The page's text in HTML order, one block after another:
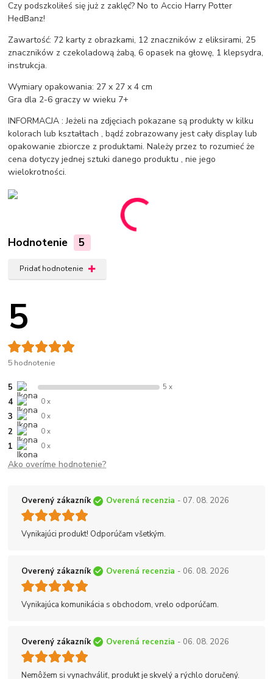
Czy podszkoliłeś się już z zaklęć? No to Accio Harry Potter
HedBanz!
Zawartość: 72 karty z obrazkami, 12 znaczników z eliksirami, 25
znaczników z czekoladową żabą, 6 opasek na głowę, 1 klepsydra,
instrukcja.
Wymiary opakowania: 27 x 27 x 4 cm
Gra dla 2-6 graczy w wieku 7+
INFORMACJA : Jeżeli na zdjęciach pokazane są produkty w kilku
kolorach lub kształtach , bądź zobrazowany jest cały display lub
opakowanie zbiorcze z produktami. Należy przez to rozumieć że
cena dotyczy jednej sztuki danego produktu , nie jego
wielokrotności.
Hodnotenie 5
Pridať hodnotenie
5
5 hodnotenie
5 5 x
4 0 x
3 0 x
2 0 x
1 0 x
Ako overíme hodnotenie?
Overený zákazník Overená recenzia - 07. 08. 2026
Vynikajúci produkt! Odporúčam všetkým.
Overený zákazník Overená recenzia - 06. 08. 2026
Vynikajúca komunikácia s obchodom, vrelo odporúčam.
Overený zákazník Overená recenzia - 06. 08. 2026
Nemôžem si vynachváliť, produkt je skvelý a rýchlo doručený.